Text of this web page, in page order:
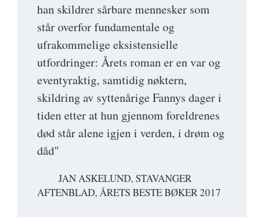
han skildrer sårbare mennesker som
står overfor fundamentale og
ufrakommelige eksistensielle
utfordringer: Årets roman er en var og
eventyraktig, samtidig nøktern,
skildring av syttenårige Fannys dager i
tiden etter at hun gjennom foreldrenes
død står alene igjen i verden, i drøm og
dåd"
JAN ASKELUND, STAVANGER
AFTENBLAD, ÅRETS BESTE BØKER 2017